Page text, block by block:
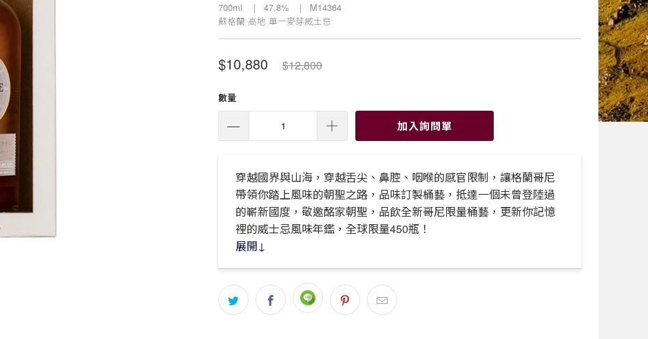
700ml | 47.8%
| M14364
蘇格蘭 高地 單一麥芽威士忌
$10,880 $12,800
數量
加入詢問單
穿越國界與山海，穿越舌尖、鼻腔、咽喉的感官限制，讓格蘭哥尼
帶領你踏上風味的朝聖之路，品味訂製桶藝，抵達一個未曾登陸過
的嶄新國度，敬邀酩家朝聖，品飲全新哥尼限量桶藝，更新你記憶
裡的威士忌風味年鑑，全球限量450瓶！
酒桶資訊：初次美洲甜白橡木桶。
顏色：金黃的琥珀色。
香氣：濃郁的香草香氣撲鼻，伴隨著清新的檸檬磅蛋糕搭配香甜的
展開↓